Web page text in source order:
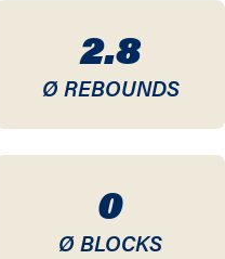
2.8
Ø REBOUNDS
0
Ø BLOCKS